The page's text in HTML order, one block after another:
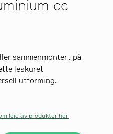
cc
sammenmontert på
leskuret
utforming.
leie av produkter her